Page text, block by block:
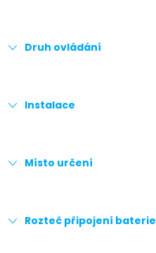
Druh ovládání
Instalace
Místo určení
Rozteč připojení baterie